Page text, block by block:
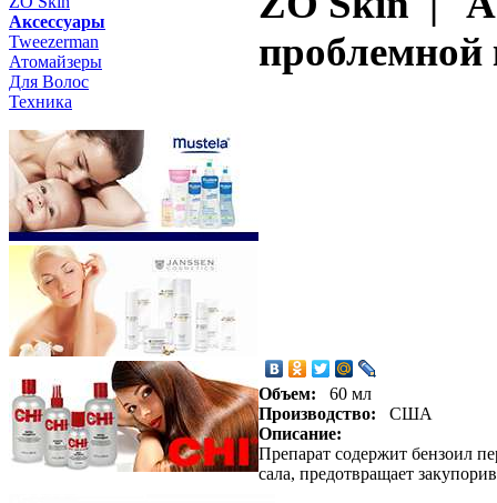
Aксессуары
Tweezerman
Атомайзеры
Для Волос
Техника
Объем:
60 мл
Производство:
США
Описание:
Препарат содержит бензоил
сала, предотвращает